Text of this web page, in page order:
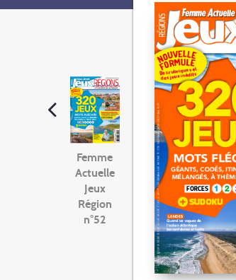
Femme
Actuelle
Jeux
Région
n°52